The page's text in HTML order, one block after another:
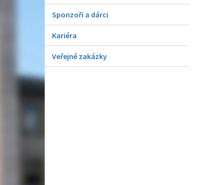
Sponzoři a dárci
Kariéra
Veřejné zakázky